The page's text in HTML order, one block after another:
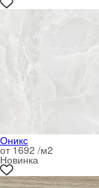
Оникс
от 1692 /м2
Новинка